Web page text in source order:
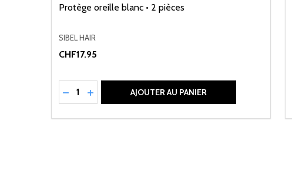
Protège oreille blanc • 2 pièces
SIBEL HAIR
CHF17.95
Quantité:
RÉDUIRE LA QUANTITÉ DE UNDEFINED
AUGMENTER LA QUANTITÉ DE UNDEFINED
AJOUTER AU PANIER